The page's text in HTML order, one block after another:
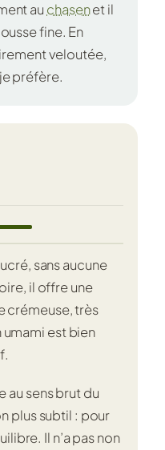
au chasenet il
fine. En
veloutée,
préfère.
sans aucune
il offre une
crémeuse, très
est bien
au sens brut du
plus subtil : pour
Il n’a pas non